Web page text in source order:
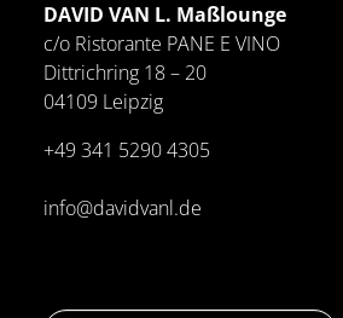
DAVID VAN L. Maßlounge
c/o Ristorante PANE E VINO
Dittrichring 18 – 20
04109 Leipzig
+49 341 5290 4305
info@davidvanl.de